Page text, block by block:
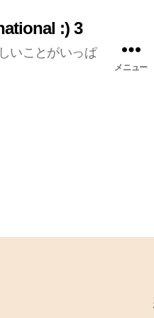
:) 3
いことがいっぱ
メニュー